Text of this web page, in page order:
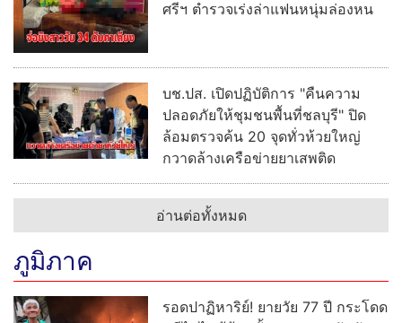
ศรีฯ ตำรวจเร่งล่าแฟนหนุ่มล่องหน
บช.ปส. เปิดปฏิบัติการ "คืนความ
ปลอดภัยให้ชุมชนพื้นที่ชลบุรี" ปิด
ล้อมตรวจค้น 20 จุดทั่วห้วยใหญ่
กวาดล้างเครือข่ายยาเสพติด
อ่านต่อทั้งหมด
ภูมิภาค
รอดปาฏิหาริย์! ยายวัย 77 ปี กระโดด